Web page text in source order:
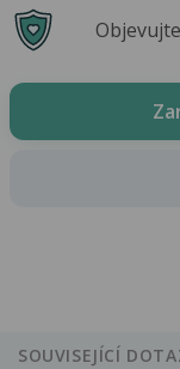
SOUVISEJÍCÍ